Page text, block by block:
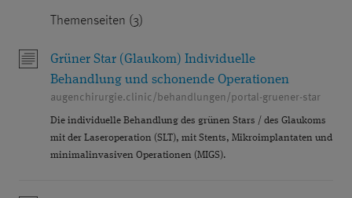
DR. KLABE DÜSSELDORF
FEMTOSEKUNDENLASER FORSCHUNG
GLASKÖRPER
GLASKÖRPERTRÜBUNGEN GLAUKOM
GLAUKOMDIAGNOSTIK GRAUER STAR
Themenseiten (3)
Grüner Star (Glaukom) Individuelle
Behandlung und schonende Operationen
augenchirurgie.clinic/behandlungen/portal-gruener-star
Die individuelle Behandlung des grünen Stars / des Glaukoms
mit der Laseroperation (SLT), mit Stents, Mikroimplantaten und
minimalinvasiven Operationen (MIGS).